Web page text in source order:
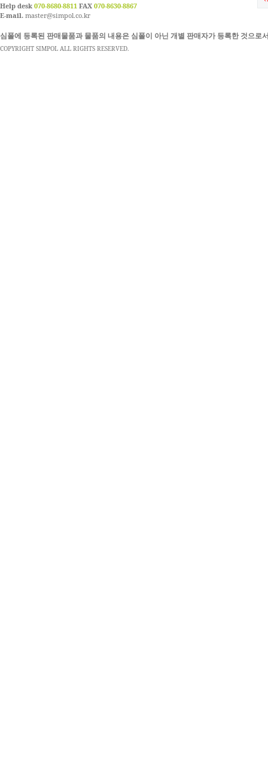
Help desk 070-8680-8811 FAX 070-8630-8867
E-mail. master@simpol.co.kr
심폴에 등록된 판매물품과 물품의 내용은 심폴이 아닌 개별 판매자가 등록한 것으
COPYRIGHT SIMPOL ALL RIGHTS RESERVED.